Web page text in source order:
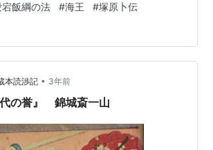
真田幸隆率いる武田の武士が鉄砲で応戦
は脱した。 諏訪御寮人の案内で甲斐に
れる悍馬を飼い慣らそうとした武田晴
一同から歓待を受ける。そこで偶然、
羽を見つけた。真羽は義輝との身分の
身を退いたが、…
宕飯綱の法 #海王 #塚原卜伝
本読渉記 • 3年前
代の誉』 錦城斎一山